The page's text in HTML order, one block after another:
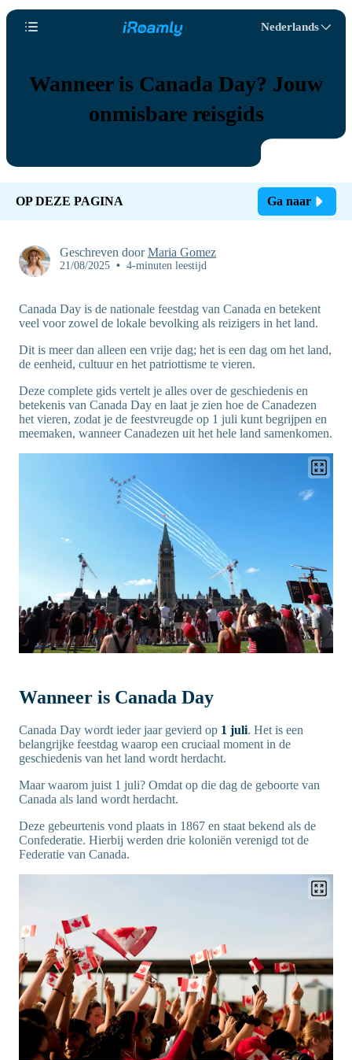
Nederlands
Wanneer is Canada Day? Jouw
onmisbare reisgids
OP DEZE PAGINA Ga naar
Geschreven doorMaria Gomez
21/08/2025 • 4-minuten leestijd
Canada Day is de nationale feestdag van Canada en betekent
veel voor zowel de lokale bevolking als reizigers in het land.
Dit is meer dan alleen een vrije dag; het is een dag om het land,
de eenheid, cultuur en het patriottisme te vieren.
Deze complete gids vertelt je alles over de geschiedenis en
betekenis van Canada Day en laat je zien hoe de Canadezen
het vieren, zodat je de feestvreugde op 1 juli kunt begrijpen en
meemaken, wanneer Canadezen uit het hele land samenkomen.
Wanneer is Canada Day
Canada Day wordt ieder jaar gevierd op 1 juli. Het is een
belangrijke feestdag waarop een cruciaal moment in de
geschiedenis van het land wordt herdacht.
Maar waarom juist 1 juli? Omdat op die dag de geboorte van
Canada als land wordt herdacht.
Deze gebeurtenis vond plaats in 1867 en staat bekend als de
Confederatie. Hierbij werden drie koloniën verenigd tot de
Federatie van Canada.